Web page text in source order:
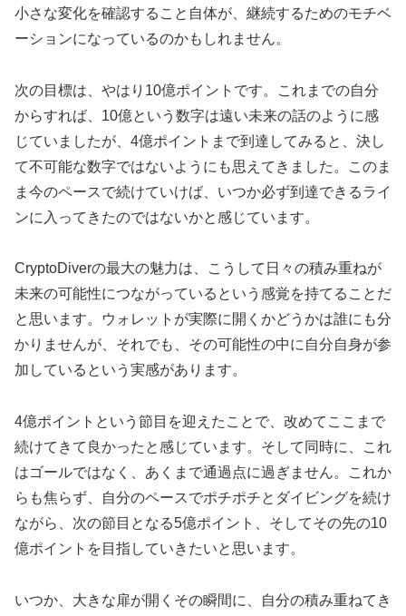
小さな変化を確認すること自体が、継続するためのモチベ
ーションになっているのかもしれません。
次の目標は、やはり10億ポイントです。これまでの自分
からすれば、10億という数字は遠い未来の話のように感
じていましたが、4億ポイントまで到達してみると、決し
て不可能な数字ではないようにも思えてきました。このま
ま今のペースで続けていけば、いつか必ず到達できるライ
ンに入ってきたのではないかと感じています。
CryptoDiverの最大の魅力は、こうして日々の積み重ねが
未来の可能性につながっているという感覚を持てることだ
と思います。ウォレットが実際に開くかどうかは誰にも分
かりませんが、それでも、その可能性の中に自分自身が参
加しているという実感があります。
4億ポイントという節目を迎えたことで、改めてここまで
続けてきて良かったと感じています。そして同時に、これ
はゴールではなく、あくまで通過点に過ぎません。これか
らも焦らず、自分のペースでポチポチとダイビングを続け
ながら、次の節目となる5億ポイント、そしてその先の10
億ポイントを目指していきたいと思います。
いつか、大きな扉が開くその瞬間に、自分の積み重ねてき